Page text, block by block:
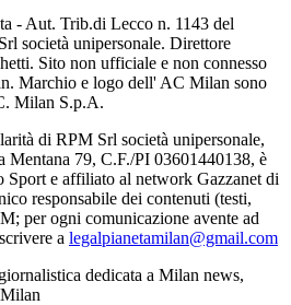
- Aut. Trib.di Lecco n. 1143 del
società unipersonale. Direttore
Sito non ufficiale e non connesso
Marchio e logo dell' AC Milan sono
Milan S.p.A.
di RPM Srl società unipersonale,
Mentana 79, C.F./PI 03601440138, è
Sport e affiliato al network Gazzanet di
responsabile dei contenuti (testi,
per ogni comunicazione avente ad
a legalpianetamilan@gmail.com
dedicata a Milan news,